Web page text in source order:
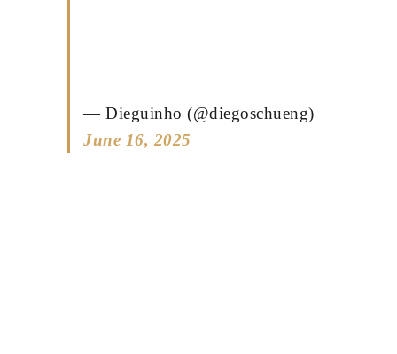
— Dieguinho (@diegoschueng)
June 16, 2025